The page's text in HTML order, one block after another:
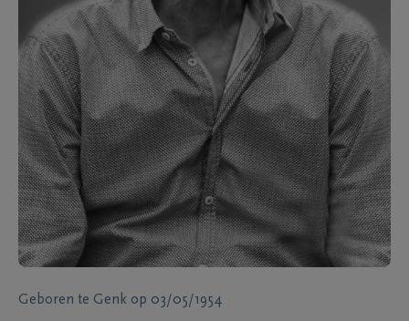
Geboren te Genk op 03/05/1954